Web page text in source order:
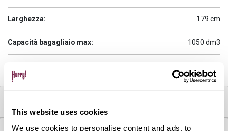
This website uses cookies
We use cookies to personalise content and ads, to
Larghezza: 179 cm
Capacità bagagliaio max: 1050 dm3